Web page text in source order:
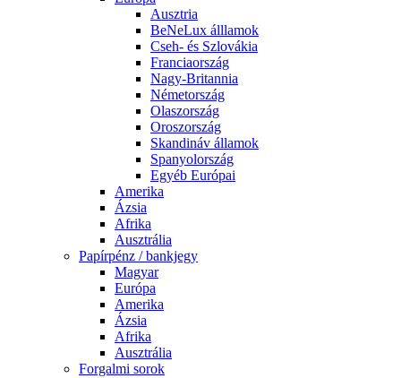
Ausztria
BeNeLux álllamok
Cseh- és Szlovákia
Franciaország
Nagy-Britannia
Németország
Olaszország
Oroszország
Skandináv államok
Spanyolország
Egyéb Európai
Amerika
Ázsia
Afrika
Ausztrália
Papírpénz / bankjegy
Magyar
Európa
Amerika
Ázsia
Afrika
Ausztrália
Forgalmi sorok